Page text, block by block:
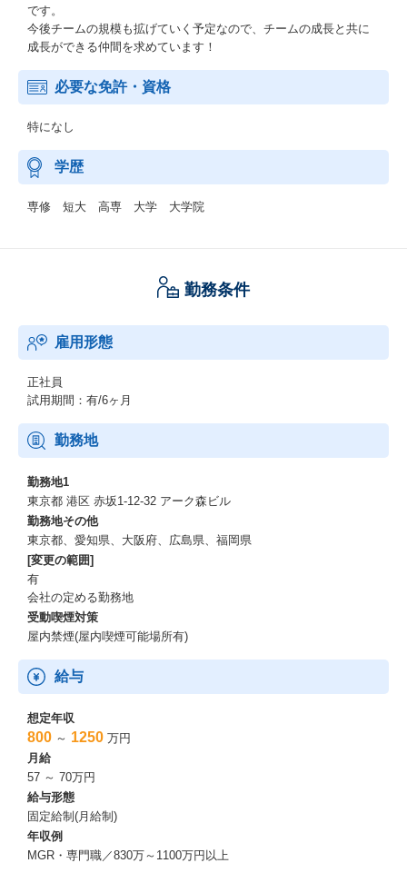
です。
今後チームの規模も拡げていく予定なので、チームの成長と共に
成長ができる仲間を求めています！
必要な免許・資格
特になし
学歴
専修 短大 高専 大学 大学院
勤務条件
雇用形態
正社員
試用期間：有/6ヶ月
勤務地
勤務地1
東京都 港区 赤坂1-12-32 アーク森ビル
勤務地その他
東京都、愛知県、大阪府、広島県、福岡県
[変更の範囲]
有
会社の定める勤務地
受動喫煙対策
屋内禁煙(屋内喫煙可能場所有)
給与
想定年収
800 ～ 1250 万円
月給
57 ～ 70万円
給与形態
固定給制(月給制)
年収例
MGR・専門職／830万～1100万円以上